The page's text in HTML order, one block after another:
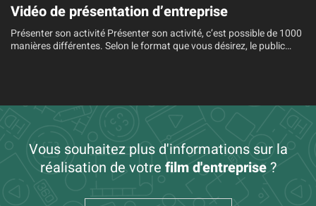
Vidéo de présentation d’entreprise
Présenter son activité Présenter son activité, c’est possible de 1000
manières différentes. Selon le format que vous désirez, le public…
Vous souhaitez plus d'informations sur la
réalisation de votre film d'entreprise?